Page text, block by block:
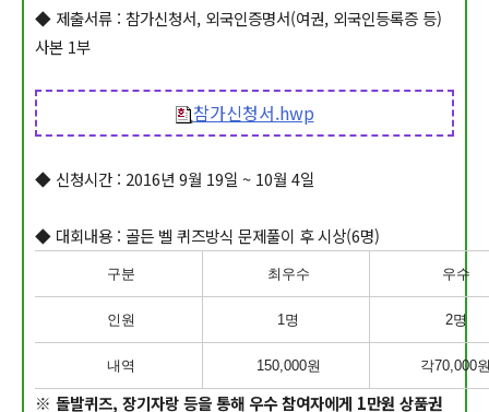
◆ 제출서류 : 참가신청서, 외국인증명서(여권, 외국인등록증 등)
사본 1부
참가신청서.hwp
◆ 신청시간 : 2016년 9월 19일 ~ 10월 4일
◆ 대회내용 : 골든 벨 퀴즈방식 문제풀이 후 시상(6명)
구분 최우수 우수
인원 1명 2명
내역 150,000원 각70,000
※ 돌발퀴즈, 장기자랑 등을 통해 우수 참여자에게 1만원 상품권